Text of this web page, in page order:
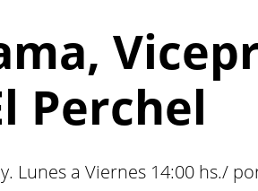
Perchel
a Viernes 14:00 hs./